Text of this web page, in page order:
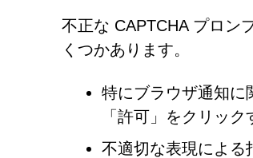
不正な CAPTCHA プロン
くつかあります。
特にブラウザ通知に
「許可」をクリッ
不適切な表現による